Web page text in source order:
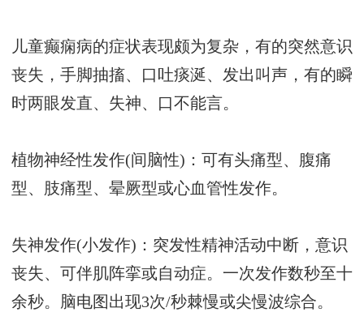
儿童癫痫病的症状表现颇为复杂，有的突然意识
丧失，手脚抽搐、口吐痰涎、发出叫声，有的瞬
时两眼发直、失神、口不能言。
植物神经性发作(间脑性)：可有头痛型、腹痛
型、肢痛型、晕厥型或心血管性发作。
失神发作(小发作)：突发性精神活动中断，意识
丧失、可伴肌阵挛或自动症。一次发作数秒至十
余秒。脑电图出现3次/秒棘慢或尖慢波综合。